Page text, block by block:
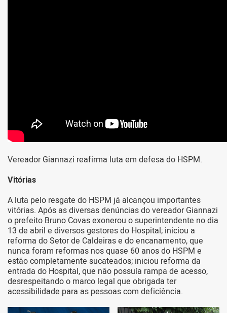
Vereador Giannazi reafirma luta em defesa do HSPM.
Vitórias
A luta pelo resgate do HSPM já alcançou importantes
vitórias. Após as diversas denúncias do vereador Giannazi
o prefeito Bruno Covas exonerou o superintendente no dia
13 de abril e diversos gestores do Hospital; iniciou a
reforma do Setor de Caldeiras e do encanamento, que
nunca foram reformas nos quase 60 anos do HSPM e
estão completamente sucateados; iniciou reforma da
entrada do Hospital, que não possuía rampa de acesso,
desrespeitando o marco legal que obrigada ter
acessibilidade para as pessoas com deficiência.